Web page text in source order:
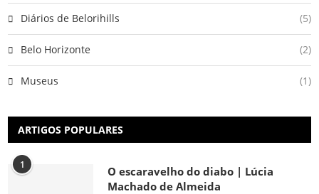
Diários de Belorihills (5)
Belo Horizonte (2)
Museus (1)
ARTIGOS POPULARES
1
O escaravelho do diabo | Lúcia
Machado de Almeida